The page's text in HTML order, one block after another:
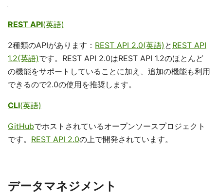
REST API(英語)
2種類のAPIがあります： REST API 2.0(英語) と REST API
1.2(英語)です。REST API 2.0はREST API 1.2のほとんど
の機能をサポートしていることに加え、追加の機能も利用
できるので2.0の使用を推奨します。
CLI(英語)
GitHubでホストされているオープンソースプロジェクト
です。 REST API 2.0の上で開発されています。
データマネジメント